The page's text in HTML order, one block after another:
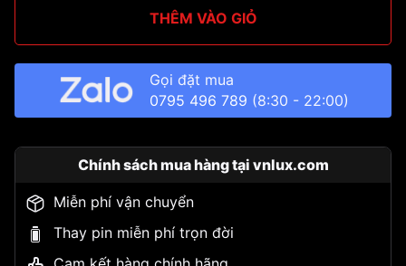
THÊM VÀO GIỎ
Gọi đặt mua
0795 496 789 (8:30 - 22:00)
Chính sách mua hàng tại vnlux.com
Miễn phí vận chuyển
Thay pin miễn phí trọn đời